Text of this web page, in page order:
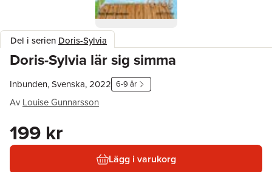
Del i serien Doris-Sylvia
Doris-Sylvia lär sig simma
Inbunden, Svenska, 2022 6-9 år
Av Louise Gunnarsson
199 kr
Lägg i varukorg